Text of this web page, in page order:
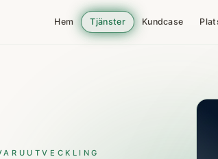
Hem Tjänster Kundcase